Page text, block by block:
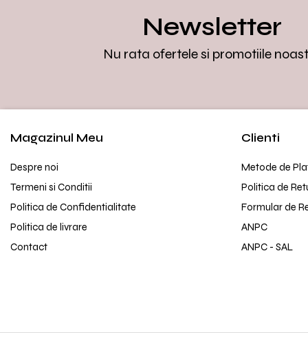
Newsletter
Nu rata ofertele si promotiile
Magazinul Meu
Despre noi
Termeni si Conditii
Politica de Confidentialitate
Politica de livrare
Contact
Clienti
Metode de
Politica de
Formular de
ANPC
ANPC - SAL